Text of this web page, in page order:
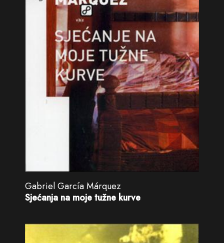
Gabriel García Márquez
Sjećanja na moje tužne kurve